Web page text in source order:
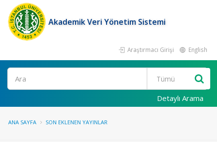
Akademik Veri Yönetim Sistemi
Araştırmacı Girişi English
Ara
Detaylı Arama
ANA SAYFA SON EKLENEN YAYINLAR